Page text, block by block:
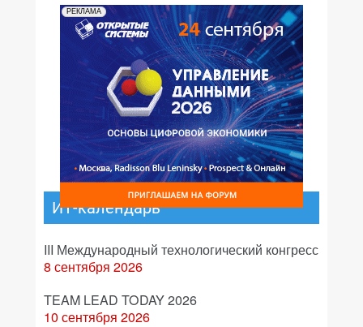
РЕКЛАМА
ИТ-календарь
III Международный технологический конгресс
8 сентября 2026
TEAM LEAD TODAY 2026
10 сентября 2026